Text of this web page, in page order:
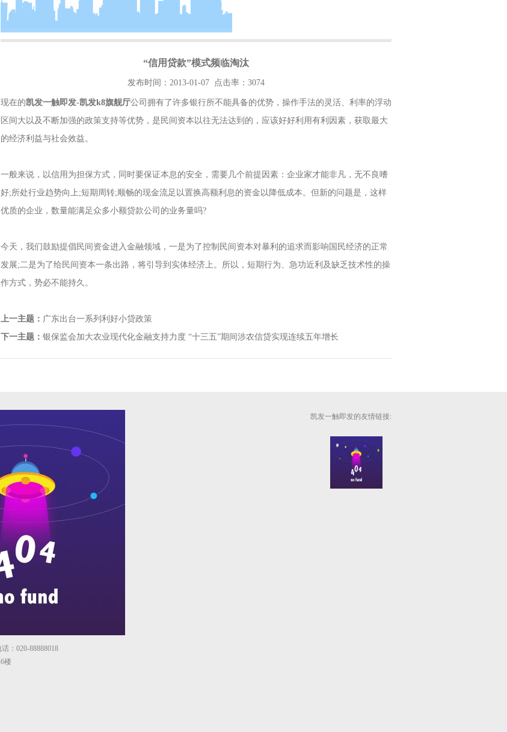
“信用贷款”模式频临淘汰
发布时间：2013-01-07 点击率：3074
现在的凯发一触即发-凯发k8旗舰厅公司拥有了许多银行所不能具备的优势，操作手法的灵活、利率的浮动
区间大以及不断加强的政策支持等优势，是民间资本以往无法达到的，应该好好利用有利因素，获取最大
的经济利益与社会效益。
一般来说，以信用为担保方式，同时要保证本息的安全，需要几个前提因素：企业家才能非凡，无不良嗜
好;所处行业趋势向上;短期周转;顺畅的现金流足以置换高额利息的资金以降低成本。但新的问题是，这样
优质的企业，数量能满足众多小额贷款公司的业务量吗?
今天，我们鼓励提倡民间资金进入金融领域，一是为了控制民间资本对暴利的追求而影响国民经济的正常
发展;二是为了给民间资本一条出路，将引导到实体经济上。所以，短期行为、急功近利及缺乏技术性的操
作方式，势必不能持久。
上一主题： 广东出台一系列利好小贷政策
下一主题： 银保监会加大农业现代化金融支持力度 “十三五”期间涉农信贷实现连续五年增长
：020-88888018
楼
凯发一触即发的友情链接: